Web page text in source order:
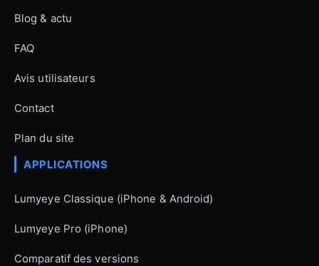
Blog & actu
FAQ
Avis utilisateurs
Contact
Plan du site
APPLICATIONS
Lumyeye Classique (iPhone & Android)
Lumyeye Pro (iPhone)
Comparatif des versions